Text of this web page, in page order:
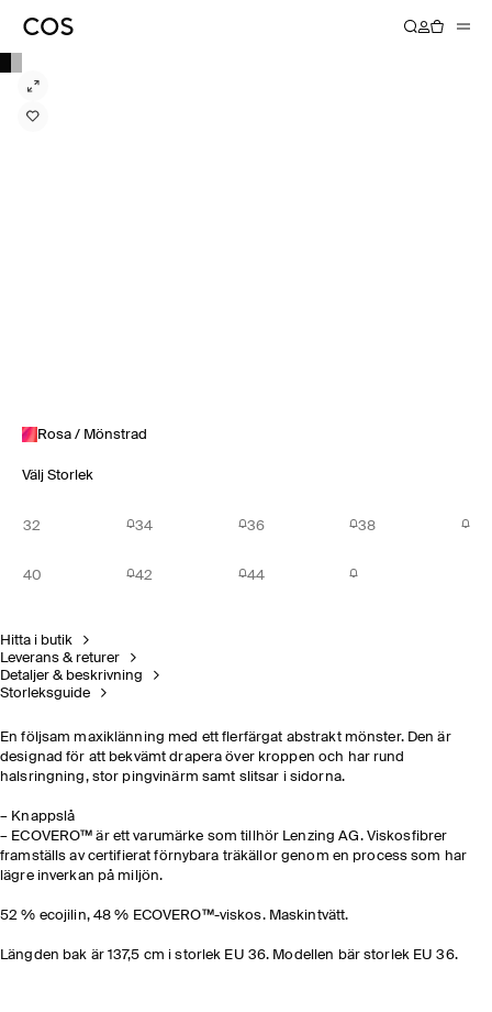
Rosa / Mönstrad
Välj Storlek
32 34 36 38
40 42 44
Hitta i butik
Leverans & returer
Detaljer & beskrivning
Storleksguide
En följsam maxiklänning med ett flerfärgat abstrakt mönster. Den är
designad för att bekvämt drapera över kroppen och har rund
halsringning, stor pingvinärm samt slitsar i sidorna.
– Knappslå
– ECOVERO™ är ett varumärke som tillhör Lenzing AG. Viskosfibrer
framställs av certifierat förnybara träkällor genom en process som har
lägre inverkan på miljön.
52 % ecojilin, 48 % ECOVERO™-viskos. Maskintvätt.
Längden bak är 137,5 cm i storlek EU 36. Modellen bär storlek EU 36.